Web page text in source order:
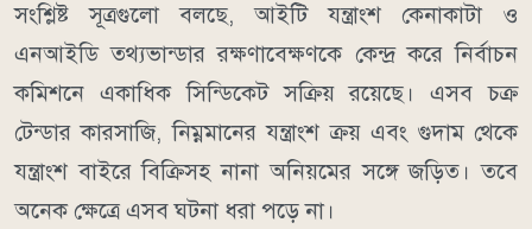
সংশ্লিষ্ট সূত্রগুলো বলছে, আইটি যন্ত্রাংশ কেনাকাটা ও
এনআইডি তথ্যভান্ডার রক্ষণাবেক্ষণকে কেন্দ্র করে নির্বাচন
কমিশনে একাধিক সিন্ডিকেট সক্রিয় রয়েছে। এসব চক্র
টেন্ডার কারসাজি, নিম্নমানের যন্ত্রাংশ ক্রয় এবং গুদাম থেকে
যন্ত্রাংশ বাইরে বিক্রিসহ নানা অনিয়মের সঙ্গে জড়িত। তবে
অনেক ক্ষেত্রে এসব ঘটনা ধরা পড়ে না।